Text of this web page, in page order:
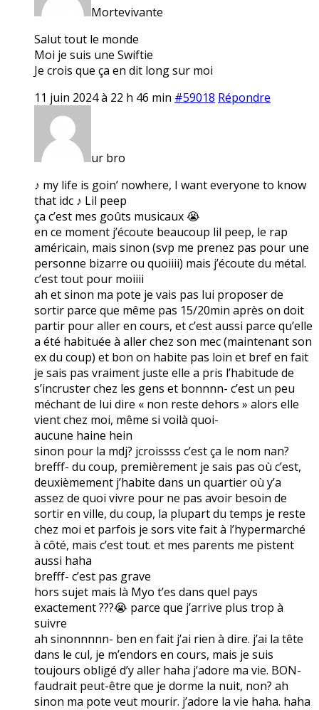
Mortevivante
Salut tout le monde
Moi je suis une Swiftie
Je crois que ça en dit long sur moi
11 juin 2024 à 22 h 46 min #59018 Répondre
ur bro
♪ my life is goin’ nowhere, I want everyone to know
that idc ♪ Lil peep
ça c’est mes goûts musicaux 😭
en ce moment j’écoute beaucoup lil peep, le rap
américain, mais sinon (svp me prenez pas pour une
personne bizarre ou quoiiii) mais j’écoute du métal.
c’est tout pour moiiii
ah et sinon ma pote je vais pas lui proposer de
sortir parce que même pas 15/20min après on doit
partir pour aller en cours, et c’est aussi parce qu’elle
a été habituée à aller chez son mec (maintenant son
ex du coup) et bon on habite pas loin et bref en fait
je sais pas vraiment juste elle a pris l’habitude de
s’incruster chez les gens et bonnnn- c’est un peu
méchant de lui dire « non reste dehors » alors elle
vient chez moi, même si voilà quoi-
aucune haine hein
sinon pour la mdj? jcroissss c’est ça le nom nan?
brefff- du coup, premièrement je sais pas où c’est,
deuxièmement j’habite dans un quartier où y’a
assez de quoi vivre pour ne pas avoir besoin de
sortir en ville, du coup, la plupart du temps je reste
chez moi et parfois je sors vite fait à l’hypermarché
à côté, mais c’est tout. et mes parents me pistent
aussi haha
brefff- c’est pas grave
hors sujet mais là Myo t’es dans quel pays
exactement ???😭 parce que j’arrive plus trop à
suivre
ah sinonnnnn- ben en fait j’ai rien à dire. j’ai la tête
dans le cul, je m’endors en cours, mais je suis
toujours obligé d’y aller haha j’adore ma vie. BON-
faudrait peut-être que je dorme la nuit, non? ah
sinon ma pote veut mourir. j’adore la vie haha. haha